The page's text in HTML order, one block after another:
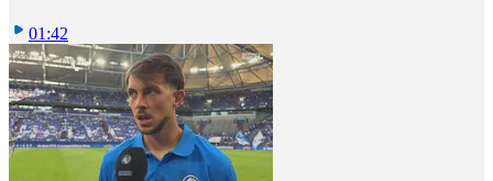
01:42